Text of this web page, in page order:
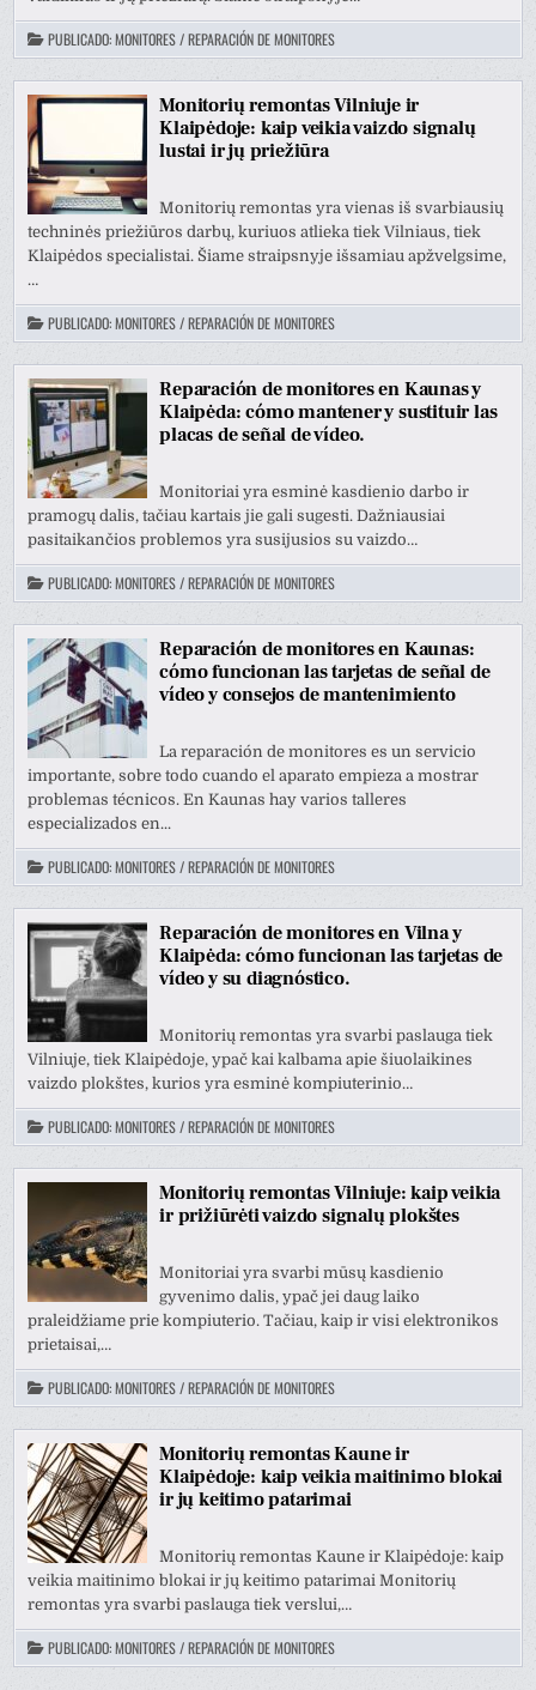
PUBLICADO:MONITORES / REPARACIÓN DE MONITORES
Monitorių remontas Vilniuje ir
Klaipėdoje: kaip veikia vaizdo signalų
lustai ir jų priežiūra
Monitorių remontas yra vienas iš svarbiausių
techninės priežiūros darbų, kuriuos atlieka tiek Vilniaus, tiek
Klaipėdos specialistai. Šiame straipsnyje išsamiau apžvelgsime,
…
PUBLICADO:MONITORES / REPARACIÓN DE MONITORES
Reparación de monitores en Kaunas y
Klaipėda: cómo mantener y sustituir las
placas de señal de vídeo.
Monitoriai yra esminė kasdienio darbo ir
pramogų dalis, tačiau kartais jie gali sugesti. Dažniausiai
pasitaikančios problemos yra susijusios su vaizdo…
PUBLICADO:MONITORES / REPARACIÓN DE MONITORES
Reparación de monitores en Kaunas:
cómo funcionan las tarjetas de señal de
vídeo y consejos de mantenimiento
La reparación de monitores es un servicio
importante, sobre todo cuando el aparato empieza a mostrar
problemas técnicos. En Kaunas hay varios talleres
especializados en...
PUBLICADO:MONITORES / REPARACIÓN DE MONITORES
Reparación de monitores en Vilna y
Klaipėda: cómo funcionan las tarjetas de
vídeo y su diagnóstico.
Monitorių remontas yra svarbi paslauga tiek
Vilniuje, tiek Klaipėdoje, ypač kai kalbama apie šiuolaikines
vaizdo plokštes, kurios yra esminė kompiuterinio…
PUBLICADO:MONITORES / REPARACIÓN DE MONITORES
Monitorių remontas Vilniuje: kaip veikia
ir prižiūrėti vaizdo signalų plokštes
Monitoriai yra svarbi mūsų kasdienio
gyvenimo dalis, ypač jei daug laiko
praleidžiame prie kompiuterio. Tačiau, kaip ir visi elektronikos
prietaisai,…
PUBLICADO:MONITORES / REPARACIÓN DE MONITORES
Monitorių remontas Kaune ir
Klaipėdoje: kaip veikia maitinimo blokai
ir jų keitimo patarimai
Monitorių remontas Kaune ir Klaipėdoje: kaip
veikia maitinimo blokai ir jų keitimo patarimai Monitorių
remontas yra svarbi paslauga tiek verslui,…
PUBLICADO:MONITORES / REPARACIÓN DE MONITORES